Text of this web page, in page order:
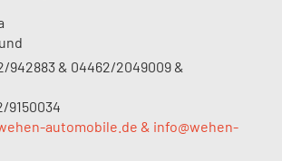
942883 & 04462/2049009 &
9150034
automobile.de & info@wehen-